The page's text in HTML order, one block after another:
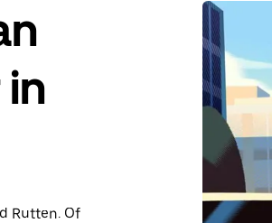
Rutten. Of